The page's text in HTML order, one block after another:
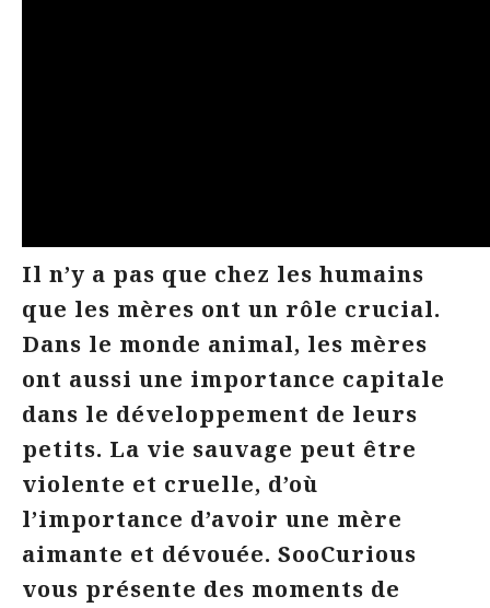
Il n’y a pas que chez les humains
que les mères ont un rôle crucial.
Dans le monde animal, les mères
ont aussi une importance capitale
dans le développement de leurs
petits. La vie sauvage peut être
violente et cruelle, d’où
l’importance d’avoir une mère
aimante et dévouée. SooCurious
vous présente des moments de